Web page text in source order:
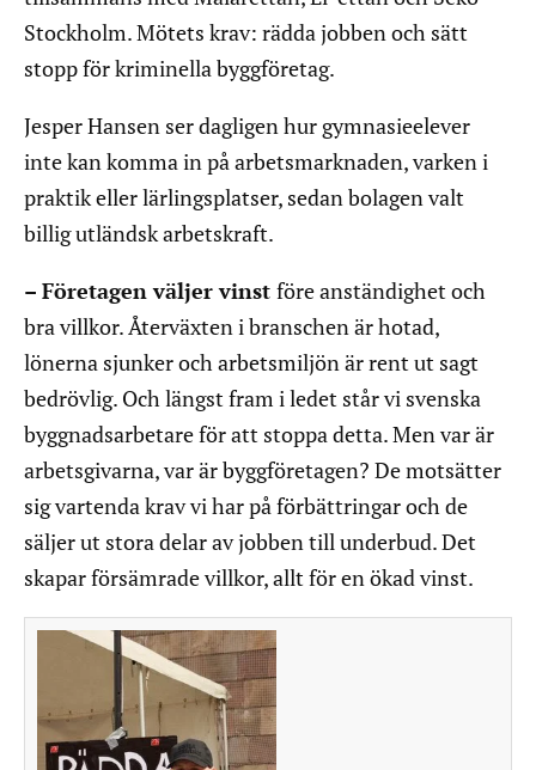
Stockholm. Mötets krav: rädda jobben och sätt
stopp för kriminella byggföretag.
Jesper Hansen ser dagligen hur gymnasieelever
inte kan komma in på arbetsmarknaden, varken i
praktik eller lärlingsplatser, sedan bolagen valt
billig utländsk arbetskraft.
– Företagen väljer vinst före anständighet och
bra villkor. Återväxten i branschen är hotad,
lönerna sjunker och arbetsmiljön är rent ut sagt
bedrövlig. Och längst fram i ledet står vi svenska
byggnadsarbetare för att stoppa detta. Men var är
arbetsgivarna, var är byggföretagen? De motsätter
sig vartenda krav vi har på förbättringar och de
säljer ut stora delar av jobben till underbud. Det
skapar försämrade villkor, allt för en ökad vinst.